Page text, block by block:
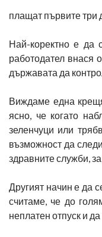
плащат първите три
Най-коректно е да
работодател внася
държавата да
Виждаме една
ясно, че когато
зеленчуци или
възможност да
здравните служби,
Другият начин е да
считаме, че до
неплатен отпуск и